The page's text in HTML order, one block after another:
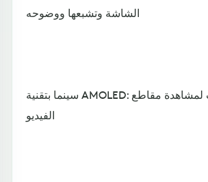
الشاشة وتشبعها ووضوحه
سينما بتقنية AMOLED: وضع مناسب لمشاهدة مقاطع
الفيديو